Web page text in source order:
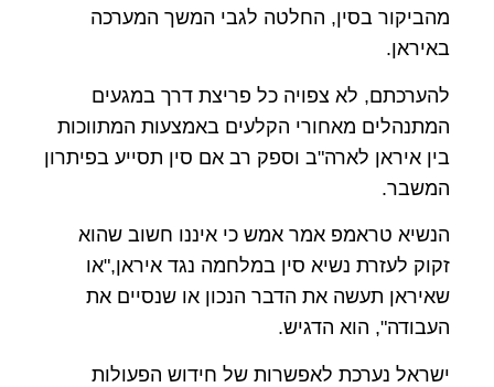
מהביקור בסין, החלטה לגבי המשך המערכה
באיראן.
להערכתם, לא צפויה כל פריצת דרך במגעים
המתנהלים מאחורי הקלעים באמצעות המתווכות
בין איראן לארה"ב וספק רב אם סין תסייע בפיתרון
המשבר.
הנשיא טראמפ אמר אמש כי איננו חשוב שהוא
זקוק לעזרת נשיא סין במלחמה נגד איראן,"או
שאיראן תעשה את הדבר הנכון או שנסיים את
העבודה", הוא הדגיש.
ישראל נערכת לאפשרות של חידוש הפעולות